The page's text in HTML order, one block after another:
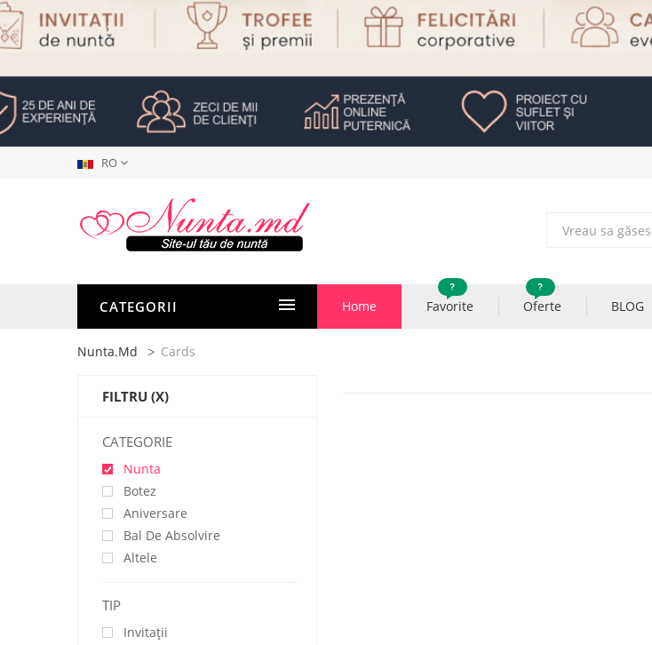
RO
CATEGORII Home Favorite
?
Oferte
?
BLOG
Nunta.md Cards
FILTRU (X)
CATEGORIE
Nunta
Botez
Aniversare
Bal De Absolvire
Altele
TIP
Invitații